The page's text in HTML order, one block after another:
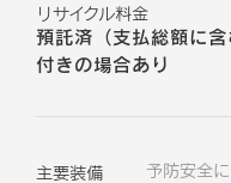
リサイクル料金
預託済（支払総額に
付きの場合あり
主要装備 予防安全